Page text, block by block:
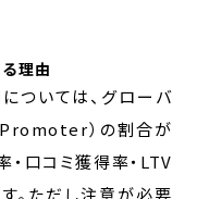
理由
ついては、グローバ
Promoter）の割合が
口コミ獲得率・LTV